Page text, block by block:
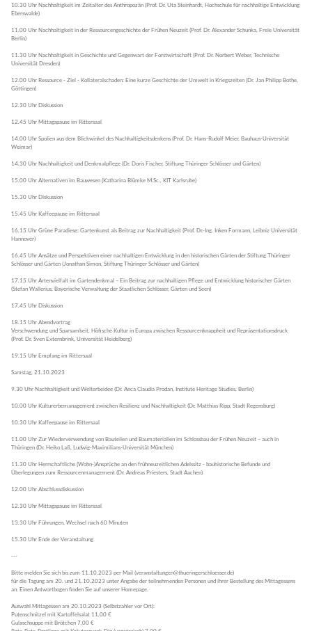
10.30 Uhr Nachhaltigkeit im Zeitalter des Anthropozän (Prof. Dr. Uta Steinhardt, Hochschule für nachhaltige Entwicklung
Eberswalde)
11.00 Uhr Nachhaltigkeit in der Ressourcengeschichte der Frühen Neuzeit (Prof. Dr. Alexander Schunka, Freie Universität
Berlin)
11.30 Uhr Nachhaltigkeit in Geschichte und Gegenwart der Forstwirtschaft (Prof. Dr. Norbert Weber, Technische
Universität Dresden)
12.00 Uhr Ressource - Ziel - Kollateralschaden: Eine kurze Geschichte der Umwelt in Kriegszeiten (Dr. Jan Philipp Bothe,
Göttingen)
12.30 Uhr Diskussion
12.45 Uhr Mittagspause im Rittersaal
14.00 Uhr Spolien aus dem Blickwinkel des Nachhaltigkeitsdenkens (Prof. Dr. Hans-Rudolf Meier, Bauhaus-Universität
Weimar)
14.30 Uhr Nachhaltigkeit und Denkmalpflege (Dr. Doris Fischer, Stiftung Thüringer Schlösser und Gärten)
15.00 Uhr Alternativen im Bauwesen (Katharina Blümke M.Sc., KIT Karlsruhe)
15.30 Uhr Diskussion
15.45 Uhr Kaffeepause im Rittersaal
16.15 Uhr Grüne Paradiese: Gartenkunst als Beitrag zur Nachhaltigkeit (Prof. Dr.-Ing. Inken Formann, Leibniz Universität
Hannover)
16.45 Uhr Ansätze und Perspektiven einer nachhaltigen Entwicklung in den historischen Gärten der Stiftung Thüringer
Schlösser und Gärten (Jonathan Simon, Stiftung Thüringer Schlösser und Gärten)
17.15 Uhr Artenvielfalt im Gartendenkmal – Ein Beitrag zur nachhaltigen Pflege und Entwicklung historischer Gärten
(Stefan Wallerius, Bayerische Verwaltung der Staatlichen Schlösser, Gärten und Seen)
17.45 Uhr Diskussion
18.15 Uhr Abendvortrag
Verschwendung und Sparsamkeit. Höfische Kultur in Europa zwischen Ressourcenknappheit und Repräsentationsdruck
(Prof. Dr. Sven Externbrink, Universität Heidelberg)
19.15 Uhr Empfang im Rittersaal
Samstag, 21.10.2023
9.30 Uhr Nachhaltigkeit und Welterbeidee (Dr. Anca Claudia Prodan, Institute Heritage Studies, Berlin)
10.00 Uhr Kulturerbemanagement zwischen Resilienz und Nachhaltigkeit (Dr. Matthias Ripp, Stadt Regensburg)
10.30 Uhr Kaffeepause im Rittersaal
11.00 Uhr Zur Wiederverwendung von Bauteilen und Baumaterialien im Schlossbau der Frühen Neuzeit – auch in
Thüringen (Dr. Heiko Laß, Ludwig-Maximilians-Universität München)
11.30 Uhr Herrschaftliche (Wohn-)Ansprüche an den frühneuzeitlichen Adelssitz - bauhistorische Befunde und
Überlegungen zum Ressourcenmanagement (Dr. Andreas Priesters, Stadt Aachen)
12.00 Uhr Abschlussdiskussion
12.30 Uhr Mittagspause im Rittersaal
13.30 Uhr Führungen, Wechsel nach 60 Minuten
15.30 Uhr Ende der Veranstaltung
---
Bitte melden Sie sich bis zum 11.10.2023 per Mail (veranstaltungen@thueringerschloesser.de)
für die Tagung am 20. und 21.10.2023 unter Angabe der teilnehmenden Personen und ihrer Bestellung des Mittagessens
an. Einen Antwortbogen finden Sie auf unserer Homepage.
Auswahl Mittagessen am 20.10.2023 (Selbstzahler vor Ort):
Putenschnitzel mit Kartoffelsalat 11,00 €
Gulaschsuppe mit Brötchen 7,00 €